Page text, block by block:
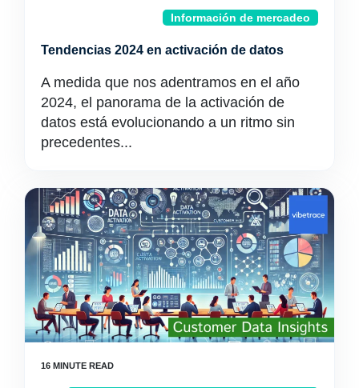
Información de mercadeo
Tendencias 2024 en activación de datos
A medida que nos adentramos en el año
2024, el panorama de la activación de
datos está evolucionando a un ritmo sin
precedentes...